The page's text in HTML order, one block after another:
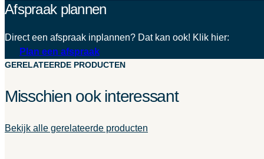
Afspraak plannen
Direct een afspraak inplannen? Dat kan ook! Klik hier:
Plan een afspraak
GERELATEERDE PRODUCTEN
Misschien ook interessant
Bekijk alle gerelateerde producten